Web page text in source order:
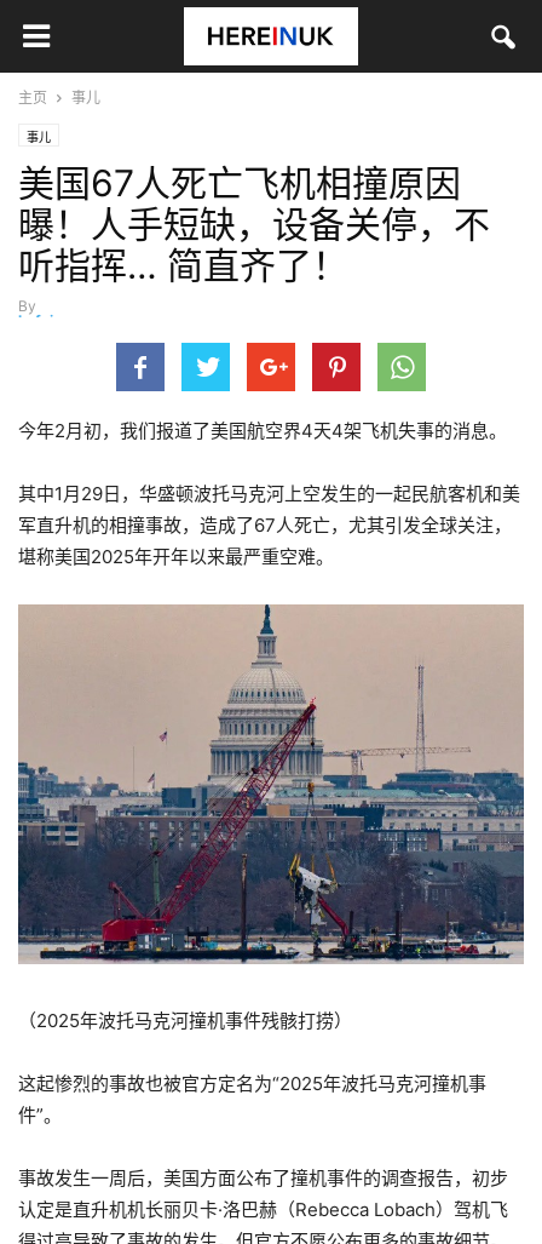
主页 事儿
事儿
美国67人死亡飞机相撞原因
曝！人手短缺，设备关停，不
听指挥… 简直齐了！
By
hefei
今年2月初，我们报道了美国航空界4天4架飞机失事的消息。
其中1月29日，华盛顿波托马克河上空发生的一起民航客机和美
军直升机的相撞事故，造成了67人死亡，尤其引发全球关注，
堪称美国2025年开年以来最严重空难。
（2025年波托马克河撞机事件残骸打捞）
这起惨烈的事故也被官方定名为“2025年波托马克河撞机事
件”。
事故发生一周后，美国方面公布了撞机事件的调查报告，初步
认定是直升机机长丽贝卡·洛巴赫（Rebecca Lobach）驾机飞